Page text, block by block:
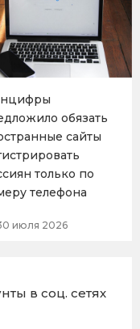
обязать
сайты
только по
телефона
июля 2026
в соц. сетях